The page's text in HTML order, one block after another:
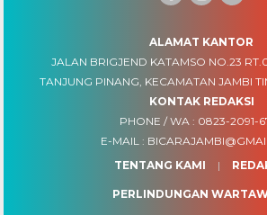
ALAMAT KANTOR
JALAN BRIGJEND KATAMSO NO.23
TANJUNG PINANG, KECAMATAN JAMBI
KONTAK REDAKSI
PHONE / WA : 0823-2091-
E-MAIL :
TENTANG KAMI
PERLINDUNGAN